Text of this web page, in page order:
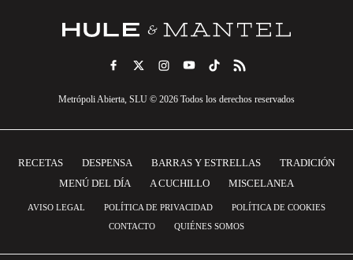
Metrópoli Abierta, SLU © 2026 Todos los derechos reservados
RECETAS DESPENSA BARRAS Y ESTRELLAS
TRADICIÓN
MENÚ DEL DÍA
A CUCHILLO MISCELANEA
AVISO LEGAL POLÍTICA DE PRIVACIDAD
POLÍTICA DE COOKIES
CONTACTO
QUIÉNES SOMOS